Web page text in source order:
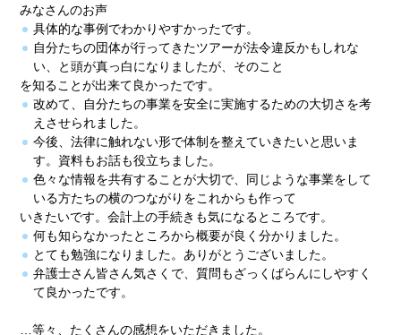
みなさんのお声
具体的な事例でわかりやすかったです。
自分たちの団体が行ってきたツアーが法令違反かもしれな
い、と頭が真っ白になりましたが、そのこと
を知ることが出来て良かったです。
改めて、自分たちの事業を安全に実施するための大切さを考
えさせられました。
今後、法律に触れない形で体制を整えていきたいと思いま
す。資料もお話も役立ちました。
色々な情報を共有することが大切で、同じような事業をして
いる方たちの横のつながりをこれからも作って
いきたいです。会計上の手続きも気になるところです。
何も知らなかったところから概要が良く分かりました。
とても勉強になりました。ありがとうございました。
弁護士さん皆さん気さくで、質問もざっくばらんにしやすく
て良かったです。
…等々、たくさんの感想をいただきました。